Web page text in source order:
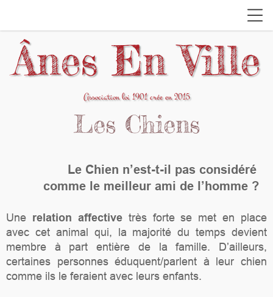
Ânes En Ville
Association loi 1901 crée en 2015
Les Chiens
Le Chien n’est-t-il pas considéré
comme le meilleur ami de l’homme ?
Une relation affective très forte se met en place
avec cet animal qui, la majorité du temps devient
membre à part entière de la famille. D’ailleurs,
certaines personnes éduquent/parlent à leur chien
comme ils le feraient avec leurs enfants.